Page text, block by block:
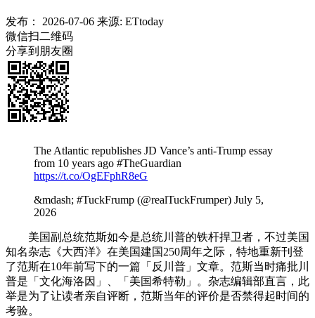
发布： 2026-07-06 来源: ETtoday
微信扫二维码
分享到朋友圈
The Atlantic republishes JD Vance’s anti-Trump essay
from 10 years ago #TheGuardian
https://t.co/OgEFphR8eG
&mdash; #TuckFrump (@realTuckFrumper) July 5,
2026
美国副总统范斯如今是总统川普的铁杆捍卫者，不过美国
知名杂志《大西洋》在美国建国250周年之际，特地重新刊登
了范斯在10年前写下的一篇「反川普」文章。范斯当时痛批川
普是「文化海洛因」、「美国希特勒」。杂志编辑部直言，此
举是为了让读者亲自评断，范斯当年的评价是否禁得起时间的
考验。